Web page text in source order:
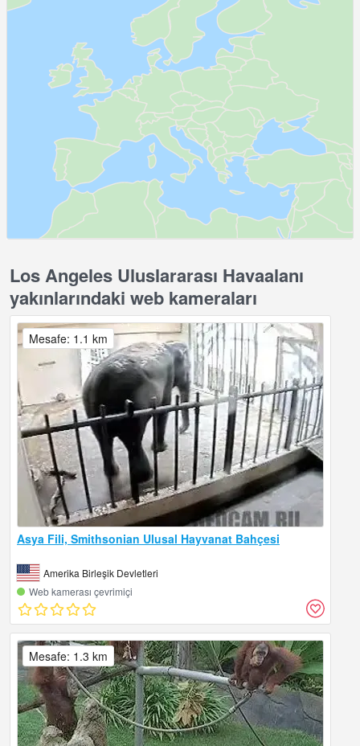
Los Angeles Uluslararası Havaalanı
yakınlarındaki web kameraları
Asya Fili, Smithsonian Ulusal Hayvanat Bahçesi
Amerika Birleşik Devletleri
Web kamerası çevrimiçi
Mesafe: 1.1 km
Mesafe: 1.3 km